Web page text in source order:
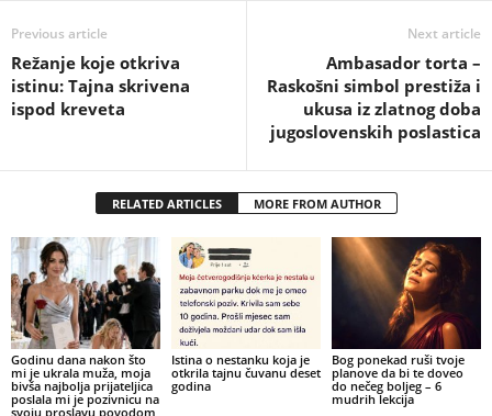
Previous article
Režanje koje otkriva
istinu: Tajna skrivena
ispod kreveta
Next article
Ambasador torta –
Raskošni simbol prestiža i
ukusa iz zlatnog doba
jugoslovenskih poslastica
RELATED ARTICLES MORE FROM AUTHOR
Godinu dana nakon što
mi je ukrala muža, moja
bivša najbolja prijateljica
poslala mi je pozivnicu na
svoju proslavu povodom
Istina o nestanku koja je
otkrila tajnu čuvanu deset
godina
Bog ponekad ruši tvoje
planove da bi te doveo
do nečeg boljeg – 6
mudrih lekcija